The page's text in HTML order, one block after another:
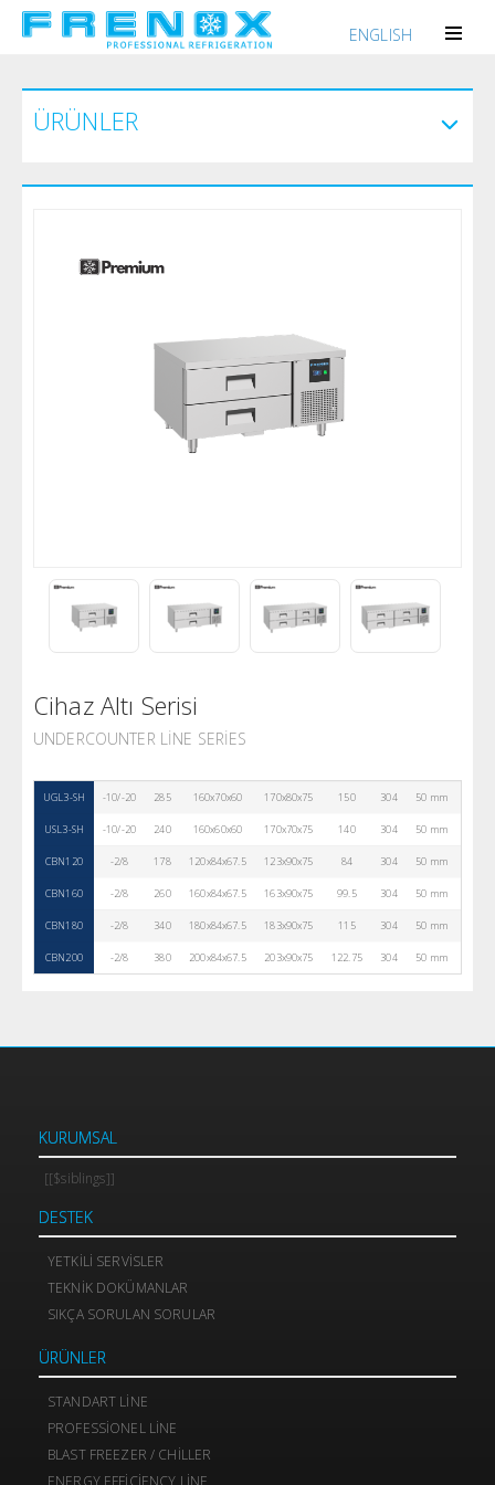
ENGLISH
ÜRÜNLER
Cihaz Altı Serisi
UNDERCOUNTER LINE SERIES
UGL3-SH -10/-20 285 160x70x60 170x80x75 150 304 50 mm
USL3-SH -10/-20 240 160x60x60 170x70x75 140 304 50 mm
CBN120 -2/8 178 120x84x67.5 123x90x75 84 304 50 mm
CBN160 -2/8 260 160x84x67.5 163x90x75 99.5 304 50 mm
CBN180 -2/8 340 180x84x67.5 183x90x75 115 304 50 mm
CBN200 -2/8 380 200x84x67.5 203x90x75 122.75 304 50 mm
KURUMSAL
[[$siblings]]
DESTEK
YETKILI SERVISLER
TEKNIK DOKÜMANLAR
SIKÇA SORULAN SORULAR
ÜRÜNLER
STANDART LINE
PROFESSIONEL LINE
BLAST FREEZER / CHILLER
ENERGY EFFICIENCY LINE